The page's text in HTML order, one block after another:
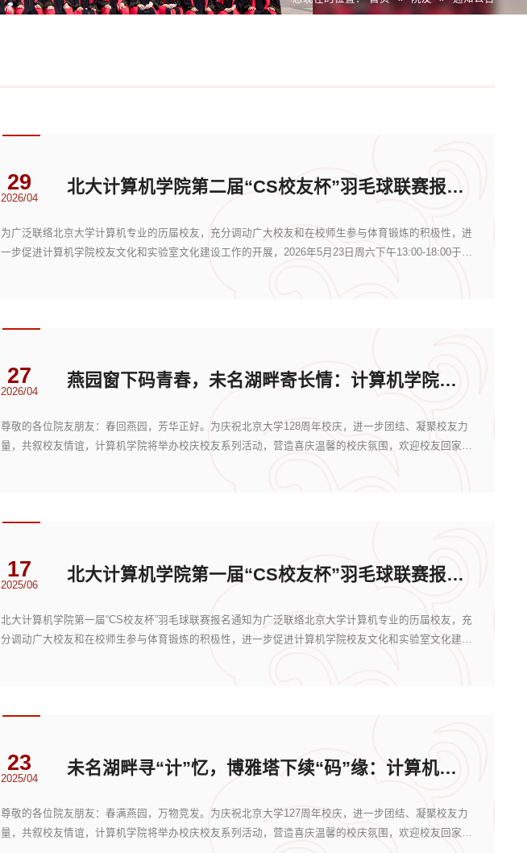
29
2026/04
北大计算机学院第二届“CS校友杯”羽毛球联赛报名通知
为广泛联络北京大学计算机专业的历届校友，充分调动广大校友和在校师生参与体育锻炼的积极性，进
一步促进计算机学院校友文化和实验室文化建设工作的开展，2026年5月23日周六下午13:00-18:00于北
27
2026/04
燕园窗下码青春，未名湖畔寄长情：计算机学院欢迎校友回家！
尊敬的各位院友朋友：春回燕园，芳华正好。为庆祝北京大学128周年校庆，进一步团结、凝聚校友力
量，共叙校友情谊，计算机学院将举办校庆校友系列活动，营造喜庆温馨的校庆氛围，欢迎校友回家！
17
2025/06
北大计算机学院第一届“CS校友杯”羽毛球​联赛报名通知
北大计算机学院第一届“CS校友杯”羽毛球联赛报名通知为广泛联络北京大学计算机专业的历届校友，充
分调动广大校友和在校师生参与体育锻炼的积极性，进一步促进计算机学院校友文化和实验室文化建设
23
2025/04
未名湖畔寻“计”忆，博雅塔下续“码”缘：计算机学院欢迎校友回家！
尊敬的各位院友朋友：春满燕园，万物竞发。为庆祝北京大学127周年校庆，进一步团结、凝聚校友力
量，共叙校友情谊，计算机学院将举办校庆校友系列活动，营造喜庆温馨的校庆氛围，欢迎校友回家！